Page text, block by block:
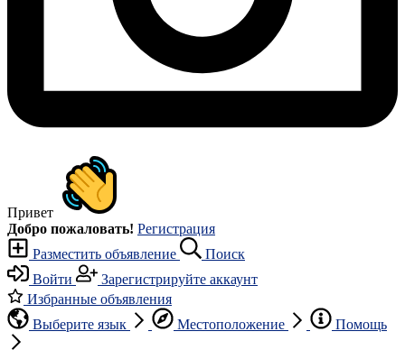
Привет
Добро пожаловать! Регистрация
Разместить объявление
Поиск
Войти
Зарегистрируйте аккаунт
Избранные объявления
Выберите язык
Местоположение Помощь